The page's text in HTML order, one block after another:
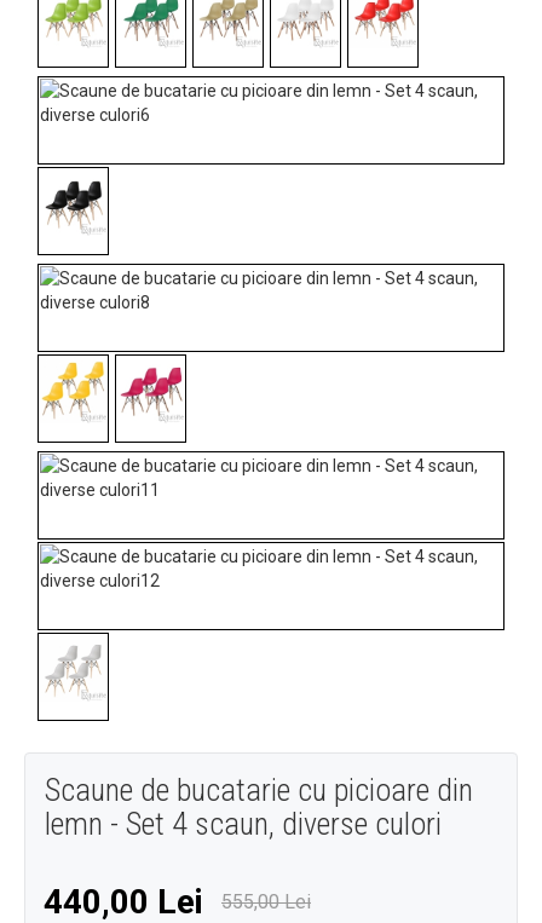
Scaune de bucatarie cu picioare din
lemn - Set 4 scaun, diverse culori
440,00 Lei 555,00 Lei